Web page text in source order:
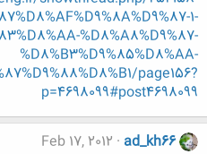
1-
%D8%A8%D9%87-
%D8%B3%D9%85%D8%AA-
page156?
p=4698099#post4698099
ad_kh66
Feb 17, 2012